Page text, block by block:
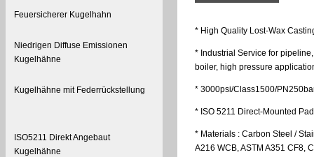
Feuersicherer Kugelhahn
Niedrigen Diffuse Emissionen
Kugelhähne
Kugelhähne mit Federrückstellung
ISO5211 Direkt Angebaut
Kugelhähne
* High Quality Lost-Wax
* Industrial Service for
boiler, high pressure
* 3000psi/Class1500/
* ISO 5211 Direct-Mounted Pad
* Materials : Carbon Steel /
A216 WCB, ASTM A351 CF8,